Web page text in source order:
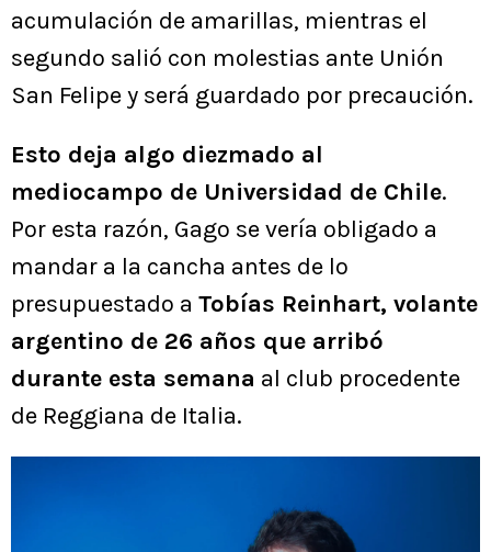
acumulación de amarillas, mientras el
segundo salió con molestias ante Unión
San Felipe y será guardado por precaución.
Esto deja algo diezmado al
mediocampo de Universidad de Chile.
Por esta razón, Gago se vería obligado a
mandar a la cancha antes de lo
presupuestado a Tobías Reinhart, volante
argentino de 26 años que arribó
durante esta semana al club procedente
de Reggiana de Italia.